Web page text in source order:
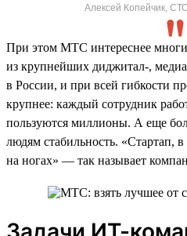
Алексей Копейчик,
При этом МТС интереснее
из крупнейших диджитал-,
в России, и при всей гибкости
крупнее: каждый сотрудник
пользуются миллионы. А еще
людям стабильность. «Стартап,
на ногах» — так называет